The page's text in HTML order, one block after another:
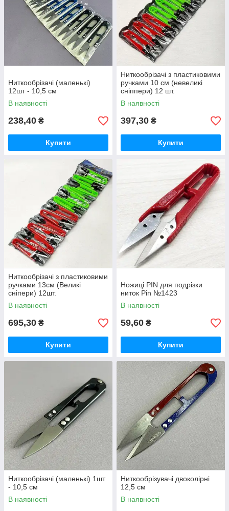
Ниткообрізачі (маленькі)
12шт - 10,5 см
В наявності
238,40 ₴
Купити
Ниткообрізачі з пластиковими
ручками 10 см (невеликі
сніппери) 12 шт.
В наявності
397,30 ₴
Купити
Ниткообрізачі з пластиковими
ручками 13см (Великі
сніпери) 12шт.
В наявності
695,30 ₴
Купити
Ножиці PIN для подрізки
ниток Pin №1423
В наявності
59,60 ₴
Купити
Ниткообрізачі (маленькі) 1шт
- 10,5 см
В наявності
Ниткообрізувачі двоколірні
12,5 см
В наявності